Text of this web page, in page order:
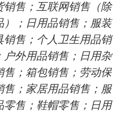
销售；互联网销售（除
）；日用品销售；服装
销售；个人卫生用品销
户外用品销售；日用杂
售；箱包销售；劳动保
售；家居用品销售；服
零售；鞋帽零售；日用